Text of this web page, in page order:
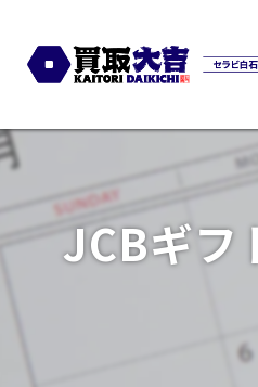
JCBギフ